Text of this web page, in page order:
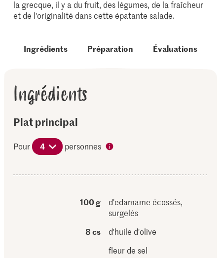
la grecque, il y a du fruit, des légumes, de la fraîcheur
et de l'originalité dans cette épatante salade.
Ingrédients Préparation Évaluations
Ingrédients
Plat principal
Pour 4 personnes
100 g
d'edamame écossés,
surgelés
8 cs
d'huile d'olive
fleur de sel